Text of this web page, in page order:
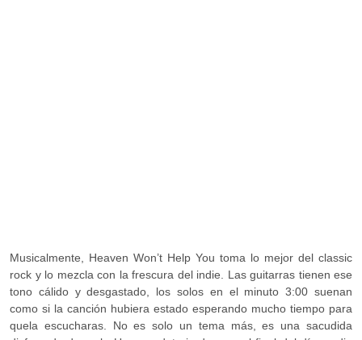
Musicalmente, Heaven Won’t Help You toma lo mejor del classic
rock y lo mezcla con la frescura del indie. Las guitarras tienen ese
tono cálido y desgastado, los solos en el minuto 3:00 suenan
como si la canción hubiera estado esperando mucho tiempo para
quela escucharas. No es solo un tema más, es una sacudida